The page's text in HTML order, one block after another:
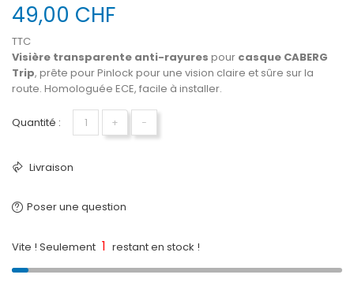
49,00 CHF
TTC
Visière transparente anti-rayures pour casque CABERG
Trip, prête pour Pinlock pour une vision claire et sûre sur la
route. Homologuée ECE, facile à installer.
Quantité : + −
Livraison
Poser une question
Vite ! Seulement 1 restant en stock !